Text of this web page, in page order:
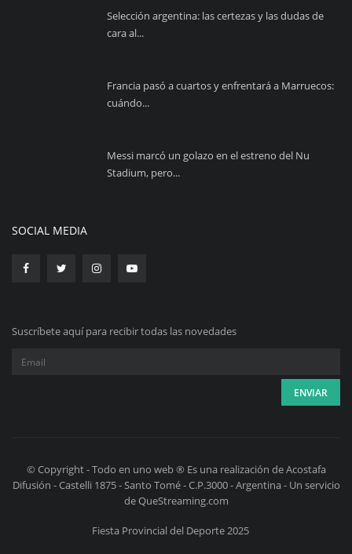
Selección argentina: las certezas y las dudas de
cara al...
Francia pasó a cuartos y enfrentará a Marruecos:
cuándo...
Messi marcó un golazo en el estreno del Nu
Stadium, pero...
SOCIAL MEDIA
Suscríbete aquí para recibir todas las novedades
© Copyright - Todo en uno web ® Es una realización de Acostafa
Difusión - Castelli 1875 - Santo Tomé - C.P.3000 - Argentina - Un servicio
de QueStreaming.com
Fiesta Provincial del Deporte 2025